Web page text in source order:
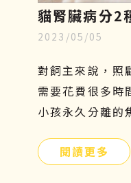
貓腎臟病分2
飲食原則到幹
2023/05/05
對飼主來說，照
需要花費很多時
小孩永久分離的
提前提前瞭解貓
閱讀更多